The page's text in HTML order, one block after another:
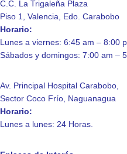
C.C. La Trigaleña Plaza
Piso 1, Valencia, Edo. Carabobo
Horario:
Lunes a viernes: 6:45 am – 8:00
Sábados y domingos: 7:00 am –
Av. Principal Hospital Carabobo,
Sector Coco Frío, Naguanagua
Horario:
Lunes a lunes: 24 Horas.